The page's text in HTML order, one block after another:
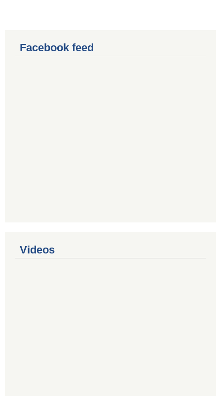
Facebook feed
Videos